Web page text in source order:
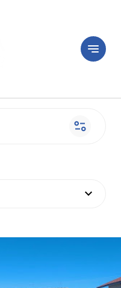
notes
page_info
keyboard_arrow_down